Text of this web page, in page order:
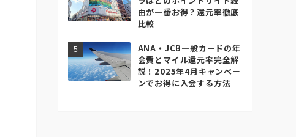
由が一番お得？還元率徹底
比較
ANA・JCB一般カードの年
会費とマイル還元率完全解
説！2025年4月キャンペー
ンでお得に入会する方法